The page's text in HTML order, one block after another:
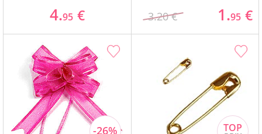
4.95 € 3.20 € 1.95 €